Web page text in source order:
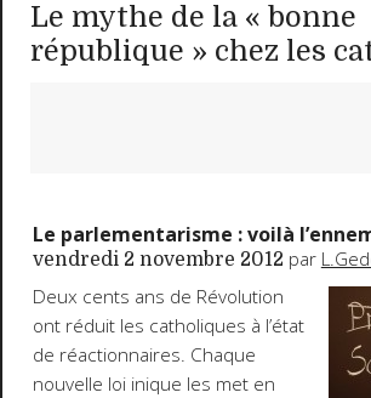
Le mythe de la « bonne
république » chez les
Le parlementarisme : voilà
vendredi 2 novembre 2012 par
Deux cents ans de Révolution
ont réduit les catholiques à l’état
de réactionnaires. Chaque
nouvelle loi inique les met en